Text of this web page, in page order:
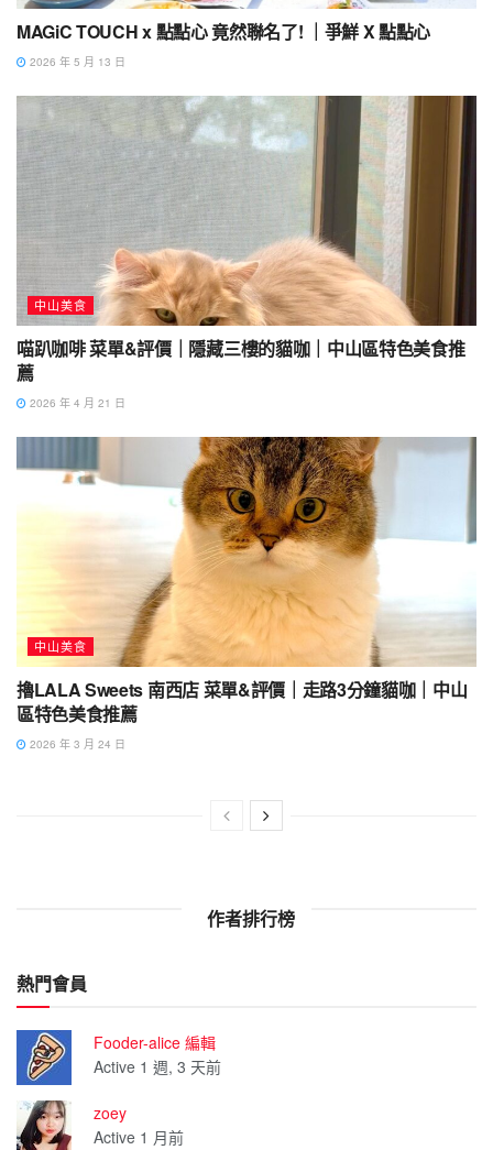
MAGiC TOUCH x 點點心 竟然聯名了! ｜爭鮮 X 點點心
2026 年 5 月 13 日
中山美食
喵趴咖啡 菜單&評價｜隱藏三樓的貓咖｜中山區特色美食推
薦
2026 年 4 月 21 日
中山美食
擼LALA Sweets 南西店 菜單&評價｜走路3分鐘貓咖｜中山
區特色美食推薦
2026 年 3 月 24 日
作者排行榜
熱門會員
Fooder-alice 編輯
Active 1 週, 3 天前
zoey
Active 1 月前